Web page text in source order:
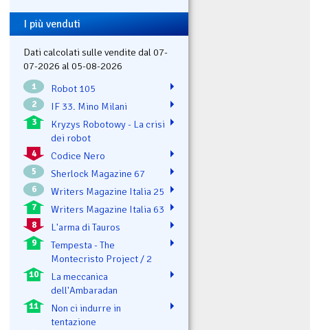
I più venduti
Dati calcolati sulle vendite dal 07-
07-2026 al 05-08-2026
1 Robot 105
2 IF 33. Mino Milani
3
Kryzys Robotowy - La crisi
dei robot
4 Codice Nero
5 Sherlock Magazine 67
6 Writers Magazine Italia 25
7 Writers Magazine Italia 63
8 L'arma di Tauros
9
Tempesta - The
Montecristo Project / 2
10
La meccanica
dell'Ambaradan
11
Non ci indurre in
tentazione